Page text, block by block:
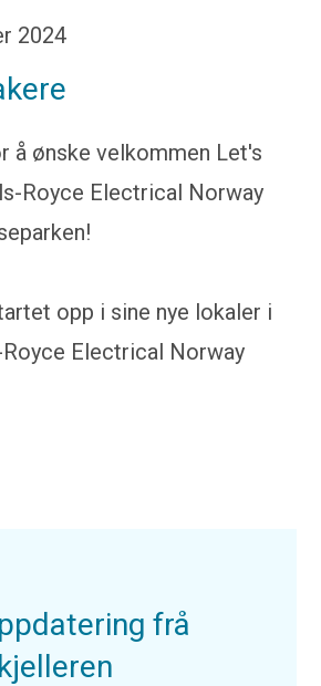
2024
å ønske velkommen Let's
Royce Electrical Norway
opp i sine nye lokaler i
Electrical Norway
frå